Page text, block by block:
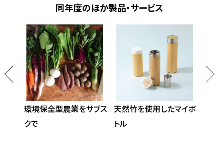
同年度のほか製品・サービス
環境保全型農業をサブス
クで
天然竹を使用したマイボ
トル